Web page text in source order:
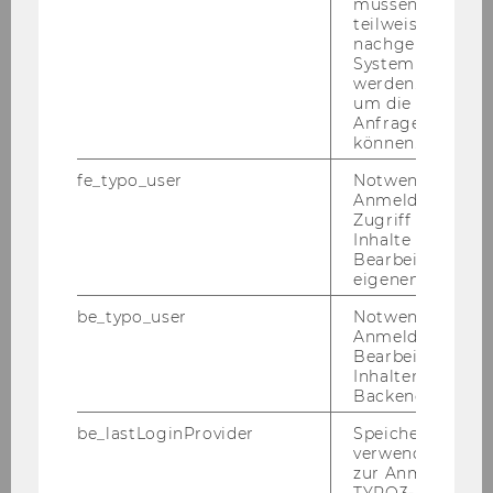
Dr. Mo­ritz Schmid, In­sti­tu­te for Pu­blic Ma­nage­
ment and Go­ver­nan­ce
müssen
teilweise von
nachgelagerten
System
werden.
um die Antwort
Anfrage
können.
fe_typo_user
Notwendig für
Anmeldung und
Zugriff auf
Inhalte oder zur
Bearbeitung des
eigenen Profils.
be_typo_user
Notwendig für
Anmeldung und
Bearbeitung von
Inhalten im
Backend.
be_lastLoginProvider
Speichert die
verwendete
zur Anmeldung